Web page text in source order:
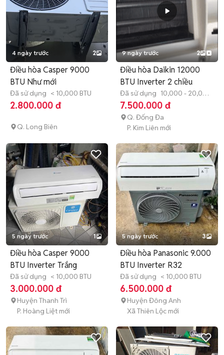
4 ngày trước 2
Điều hòa Casper 9000
BTU Như mới
Đã sử dụng < 10,000 BTU
2.800.000 đ
Q. Long Biên
9 ngày trước 2
Điều hòa Daikin 12000
BTU Inverter 2 chiều
Đã sử dụng 10,000 - 20,000
BTU
7.500.000 đ
Q. Đống Đa
P. Kim Liên mới
5 ngày trước 1
Điều hòa Casper 9000
BTU Inverter Trắng
Đã sử dụng < 10,000 BTU
3.000.000 đ
Huyện Thanh Trì
P. Hoàng Liệt mới
5 ngày trước 3
Điều hòa Panasonic 9.000
BTU Inverter R32
Đã sử dụng < 10,000 BTU
6.500.000 đ
Huyện Đông Anh
Xã Thiên Lộc mới